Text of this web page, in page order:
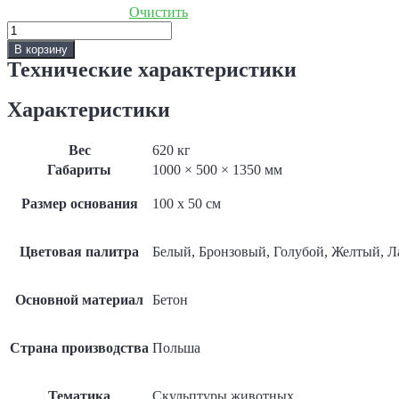
Очистить
Количество
Скульптура
«Лев
версальский»
В корзину
Технические характеристики
Характеристики
Вес
620 кг
Габариты
1000 × 500 × 1350 мм
Размер основания 100 x 50 см
Цветовая палитра Белый, Бронзовый, Голубой, Желтый,
Основной материал Бетон
Страна производства Польша
Тематика Скульптуры животных